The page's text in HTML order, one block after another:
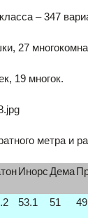
– 347
27
19 многок.
метра и
ИнорсДема
53.1 51